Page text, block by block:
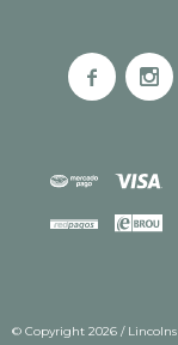
 
© Copyright 2026 / Lincolns